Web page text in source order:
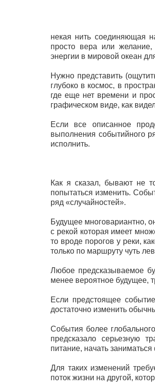
некая нить соединяющая
просто вера или
энергии в мировой океан
Нужно представить
глубоко в космос, в
где еще нет времени и
графическом виде, как
Если все описанное
выполнения событийного
исполнить.
Как я сказал, бывают не
попытаться изменить.
ряд «случайностей».
Будущее многовариантно,
с рекой которая имеет
то вроде порогов у реки,
только по маршруту чуть
Любое предсказываемое
менее вероятное будущее,
Если предстоящее
достаточно изменить
События более
предсказало серьезную
питание, начать
Для таких изменений
поток жизни на другой,